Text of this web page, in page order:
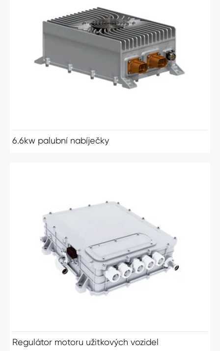
6.6kw palubní nabíječky
Regulátor motoru užitkových vozidel